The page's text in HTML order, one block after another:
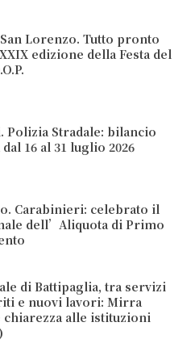
Lorenzo. Tutto pronto
edizione della Festa del
Polizia Stradale: bilancio
16 al 31 luglio 2026
Carabinieri: celebrato il
dell’Aliquota di Primo
di Battipaglia, tra servizi
e nuovi lavori: Mirra
chiarezza alle istituzioni